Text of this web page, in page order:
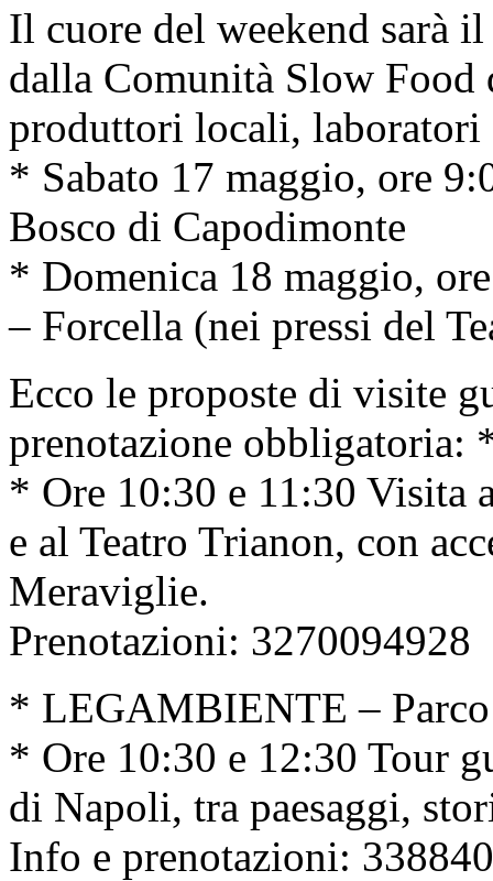
Il cuore del weekend sarà
dalla Comunità Slow
produttori locali, laboratori
* Sabato 17 maggio, ore
Bosco di Capodimonte
* Domenica 18 maggio,
– Forcella (nei pressi del
Ecco le proposte di visite
prenotazione
* Ore 10:30 e 11:30 Visita
e al Teatro Trianon, con
Meraviglie.
Prenotazioni: 3270094928
* LEGAMBIENTE –
* Ore 10:30 e 12:30 Tour
di Napoli, tra paesaggi,
Info e prenotazioni: